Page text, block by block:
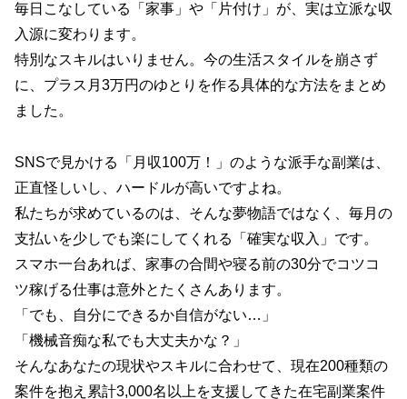
毎日こなしている「家事」や「片付け」が、実は立派な収
入源に変わります。
特別なスキルはいりません。今の生活スタイルを崩さず
に、プラス月3万円のゆとりを作る具体的な方法をまとめ
ました。
SNSで見かける「月収100万！」のような派手な副業は、
正直怪しいし、ハードルが高いですよね。
私たちが求めているのは、そんな夢物語ではなく、毎月の
支払いを少しでも楽にしてくれる「確実な収入」です。
スマホ一台あれば、家事の合間や寝る前の30分でコツコ
ツ稼げる仕事は意外とたくさんあります。
「でも、自分にできるか自信がない…」
「機械音痴な私でも大丈夫かな？」
そんなあなたの現状やスキルに合わせて、現在200種類の
案件を抱え累計3,000名以上を支援してきた在宅副業案件